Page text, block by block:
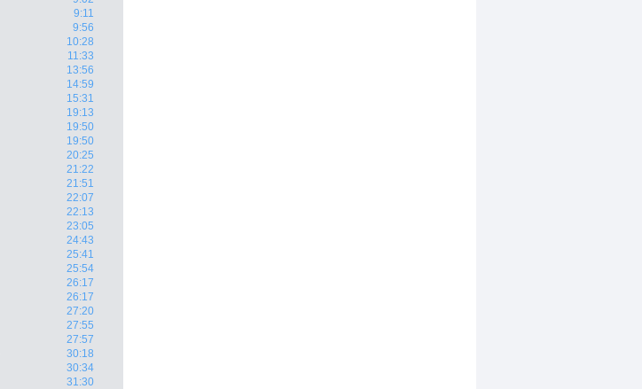
9:11
9:56
10:28
11:33
13:56
14:59
15:31
19:13
19:50
19:50
20:25
21:22
21:51
22:07
22:13
23:05
24:43
25:41
25:54
26:17
26:17
27:20
27:55
27:57
30:18
30:34
31:30